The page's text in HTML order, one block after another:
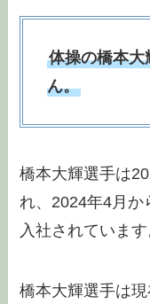
体操の橋本大
ん。
橋本大輝選手は
れ、2024年4月
入社されています
橋本大輝選手は